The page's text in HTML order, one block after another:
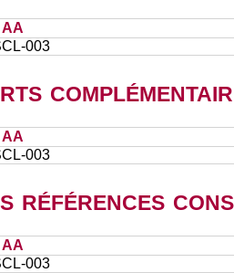
AA
003
AA
003
références
AA
003